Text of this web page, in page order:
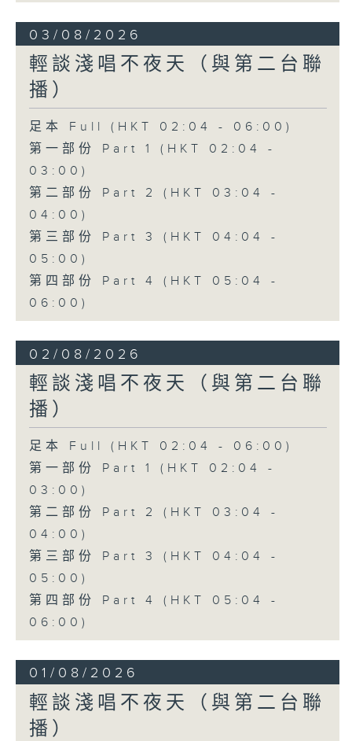
03/08/2026
輕談淺唱不夜天（與第二台聯
播）
足本 Full (HKT 02:04 - 06:00)
第一部份 Part 1 (HKT 02:04 -
03:00)
第二部份 Part 2 (HKT 03:04 -
04:00)
第三部份 Part 3 (HKT 04:04 -
05:00)
第四部份 Part 4 (HKT 05:04 -
06:00)
02/08/2026
輕談淺唱不夜天（與第二台聯
播）
足本 Full (HKT 02:04 - 06:00)
第一部份 Part 1 (HKT 02:04 -
03:00)
第二部份 Part 2 (HKT 03:04 -
04:00)
第三部份 Part 3 (HKT 04:04 -
05:00)
第四部份 Part 4 (HKT 05:04 -
06:00)
01/08/2026
輕談淺唱不夜天（與第二台聯
播）